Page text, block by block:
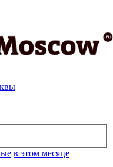
в этом месяце